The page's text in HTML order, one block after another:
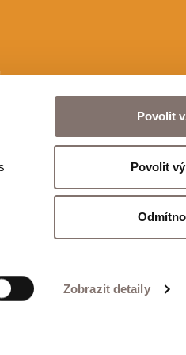
Zobrazit detaily
Povolit
Povolit